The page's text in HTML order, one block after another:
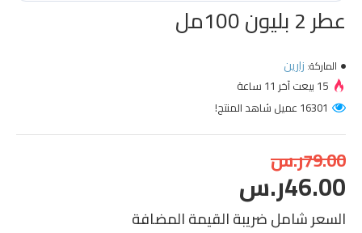
عطر 2 بليون 100مل
السعر شامل ضريبة القيمة المضافة
46.00ر.س
79.00ر.س
الماركة: زارين
15 بيعت آخر 11 ساعة
16301 عميل شاهد المنتج!